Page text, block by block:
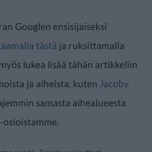
Googlen ensisijaiseksi
tästä ja ruksittamalla
lukea lisää tähän artikkeliin
ja aiheista, kuten Jacoby
samasta aihealueesta
-osioistamme.